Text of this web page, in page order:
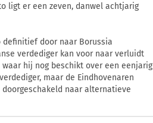
ligt er een zeven, danwel achtjarig
door naar Borussia
verdediger kan voor naar verluidt
hij nog beschikt over een eenjarig
maar de Eindhovenaren
naar alternatieve